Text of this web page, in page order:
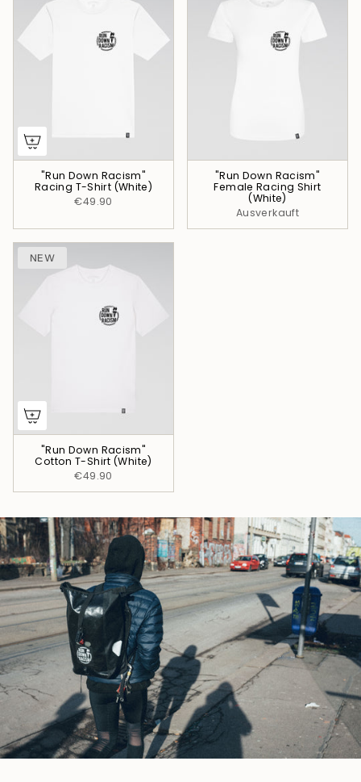
"Run Down Racism"
Racing T-Shirt (White)
€49.90
"Run Down Racism"
Female Racing Shirt
(White)
Ausverkauft
NEW
"Run Down Racism"
Cotton T-Shirt (White)
€49.90